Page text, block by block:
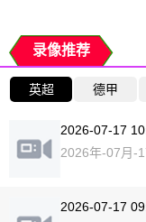
录像推荐
英超 德甲
2026-07-17
2026年-07月-
2026-07-17